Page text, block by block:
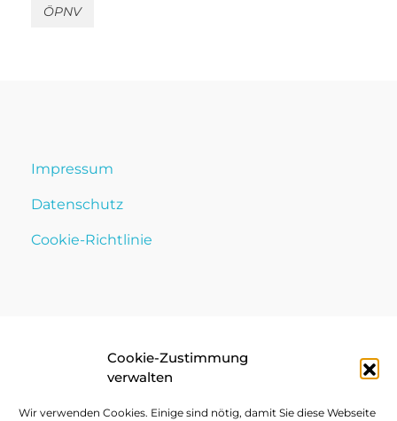
Cookie-Zustimmung
verwalten
Wir verwenden Cookies. Einige sind nötig, damit Sie diese Webseite
ÖPNV
Impressum
Datenschutz
Cookie-Richtlinie